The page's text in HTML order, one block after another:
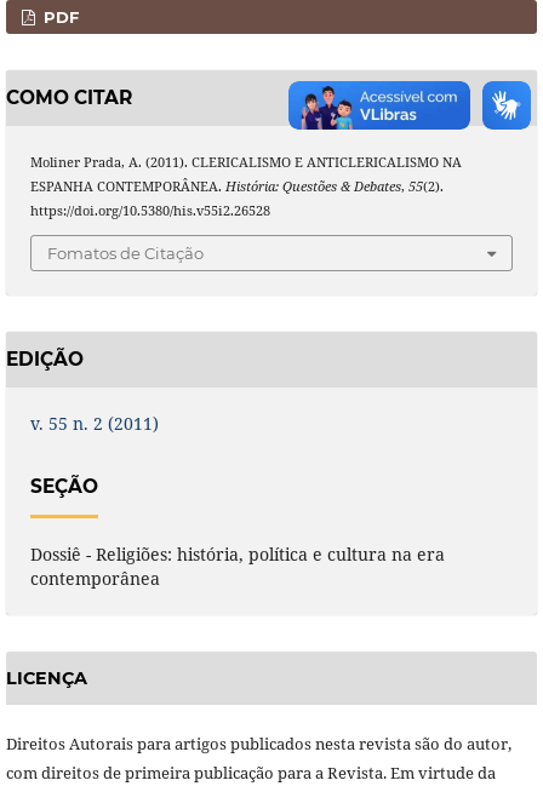
PDF
COMO CITAR
Moliner Prada, A. (2011). CLERICALISMO E ANTICLERICALISMO NA
ESPANHA CONTEMPORÂNEA. História: Questões & Debates, 55(2).
https://doi.org/10.5380/his.v55i2.26528
Fomatos de Citação
EDIÇÃO
v. 55 n. 2 (2011)
SEÇÃO
Dossiê - Religiões: história, política e cultura na era
contemporânea
LICENÇA
Direitos Autorais para artigos publicados nesta revista são do autor,
com direitos de primeira publicação para a Revista. Em virtude da